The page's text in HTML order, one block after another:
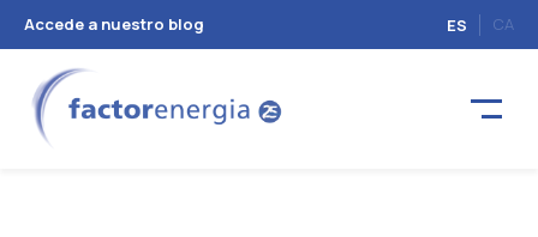
Accede a nuestro blog ES CA